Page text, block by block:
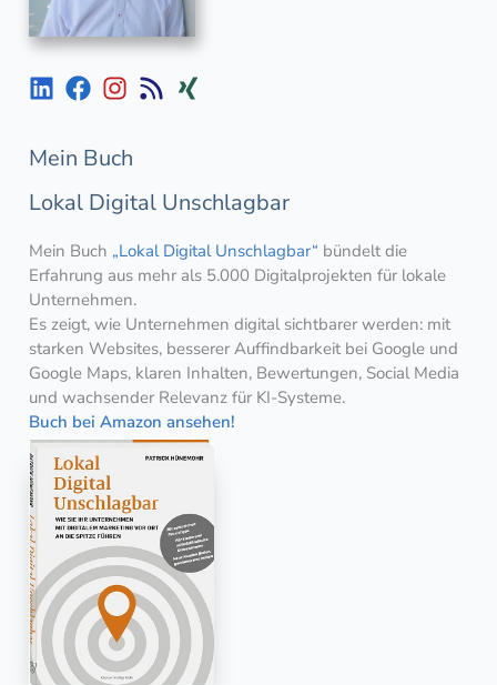
Mein Buch
Lokal Digital Unschlagbar
Mein Buch „Lokal Digital Unschlagbar“ bündelt die
Erfahrung aus mehr als 5.000 Digitalprojekten für lokale
Unternehmen.
Es zeigt, wie Unternehmen digital sichtbarer werden: mit
starken Websites, besserer Auffindbarkeit bei Google und
Google Maps, klaren Inhalten, Bewertungen, Social Media
und wachsender Relevanz für KI-Systeme.
Buch bei Amazon ansehen!